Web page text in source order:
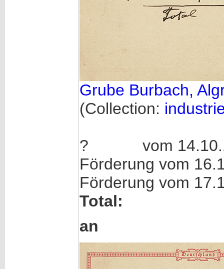
Grube Burbach,
(Collection:
? vom
Förderung vom
Förderung vom
Total:
an